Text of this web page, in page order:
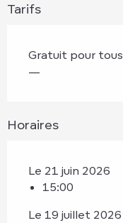
Tarifs
Gratuit pour tous
—
Horaires
Le 21 juin 2026
15:00
Le 19 juillet 2026